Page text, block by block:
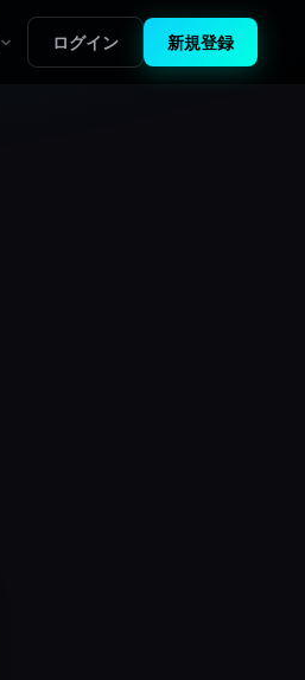
ログイン 新規登録